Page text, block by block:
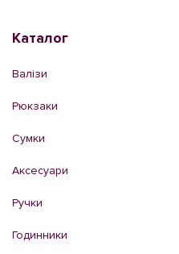
Каталог
Валізи
Рюкзаки
Сумки
Аксесуари
Ручки
Годинники